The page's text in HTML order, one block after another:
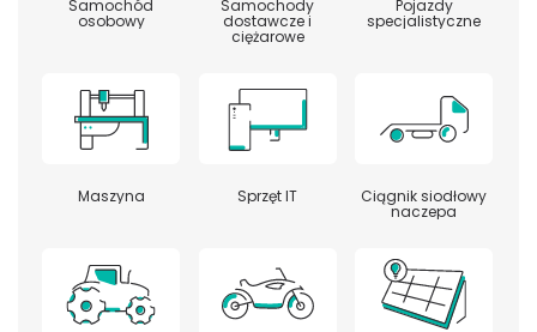
Samochód
osobowy
Samochody
dostawcze i
ciężarowe
Pojazdy
specjalistyczne
Maszyna Sprzęt IT Ciągnik siodłowy
naczepa